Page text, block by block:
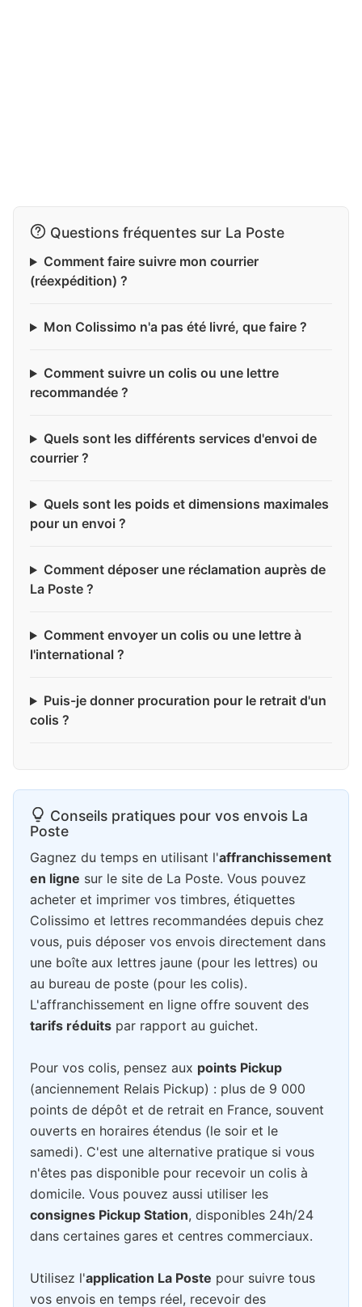
Questions fréquentes sur La Poste
Comment faire suivre mon courrier
(réexpédition) ?
Mon Colissimo n'a pas été livré, que faire ?
Comment suivre un colis ou une lettre
recommandée ?
Quels sont les différents services d'envoi de
courrier ?
Quels sont les poids et dimensions maximales
pour un envoi ?
Comment déposer une réclamation auprès de
La Poste ?
Comment envoyer un colis ou une lettre à
l'international ?
Puis-je donner procuration pour le retrait d'un
colis ?
Conseils pratiques pour vos envois La
Poste
Gagnez du temps en utilisant l'affranchissement
en ligne sur le site de La Poste. Vous pouvez
acheter et imprimer vos timbres, étiquettes
Colissimo et lettres recommandées depuis chez
vous, puis déposer vos envois directement dans
une boîte aux lettres jaune (pour les lettres) ou
au bureau de poste (pour les colis).
L'affranchissement en ligne offre souvent des
tarifs réduits par rapport au guichet.
Pour vos colis, pensez aux points Pickup
(anciennement Relais Pickup) : plus de 9 000
points de dépôt et de retrait en France, souvent
ouverts en horaires étendus (le soir et le
samedi). C'est une alternative pratique si vous
n'êtes pas disponible pour recevoir un colis à
domicile. Vous pouvez aussi utiliser les
consignes Pickup Station, disponibles 24h/24
dans certaines gares et centres commerciaux.
Utilisez l'application La Poste pour suivre tous
vos envois en temps réel, recevoir des